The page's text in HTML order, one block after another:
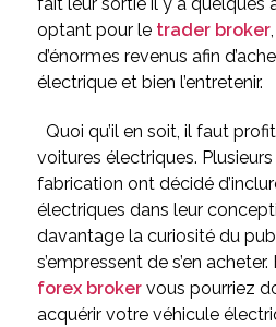
fait leur sortie il y a quelques
optant pour le trader broker
d’énormes revenus afin
électrique et bien l’entretenir.
Quoi qu’il en soit, il faut
voitures électriques.
fabrication ont décidé
électriques dans leur
davantage la curiosité du
s’empressent de s’en
forex brokervous pourriez
acquérir votre véhicule